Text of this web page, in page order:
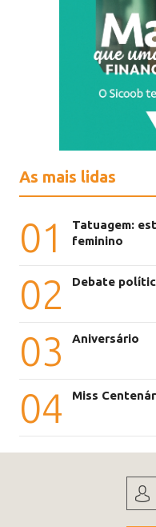
As mais lidas
01
Tatuagem:
feminino
02 Debate
03 Aniversário
04 Miss